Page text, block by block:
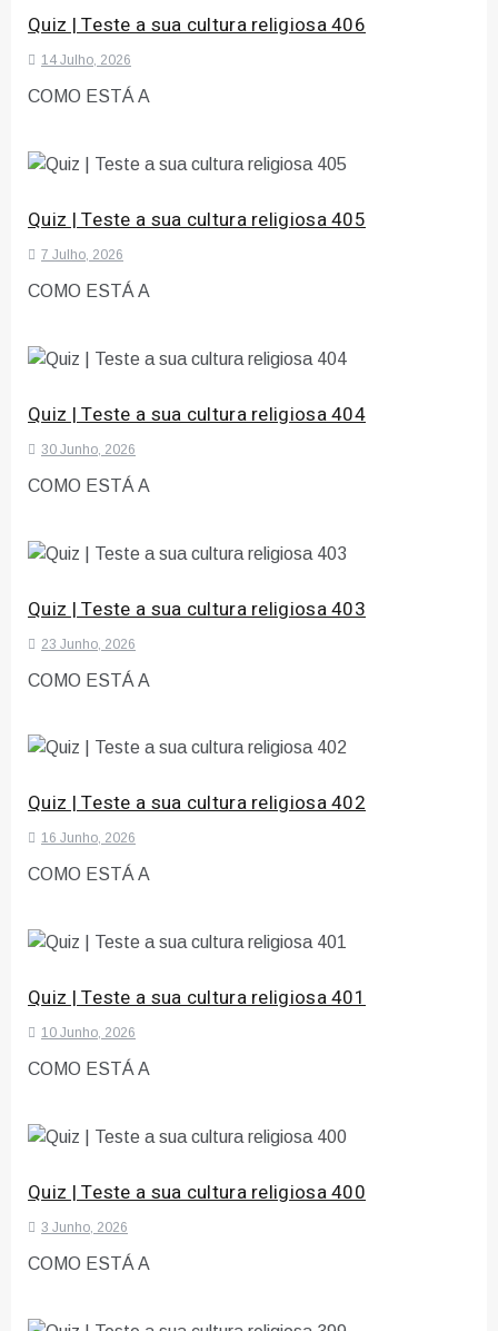
Quiz | Teste a sua cultura religiosa 406
14 Julho, 2026
COMO ESTÁ A
Quiz | Teste a sua cultura religiosa 405
7 Julho, 2026
COMO ESTÁ A
Quiz | Teste a sua cultura religiosa 404
30 Junho, 2026
COMO ESTÁ A
Quiz | Teste a sua cultura religiosa 403
23 Junho, 2026
COMO ESTÁ A
Quiz | Teste a sua cultura religiosa 402
16 Junho, 2026
COMO ESTÁ A
Quiz | Teste a sua cultura religiosa 401
10 Junho, 2026
COMO ESTÁ A
Quiz | Teste a sua cultura religiosa 400
3 Junho, 2026
COMO ESTÁ A